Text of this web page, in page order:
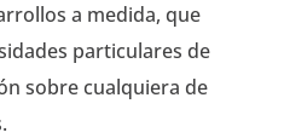
a medida, que
particulares de
sobre cualquiera de